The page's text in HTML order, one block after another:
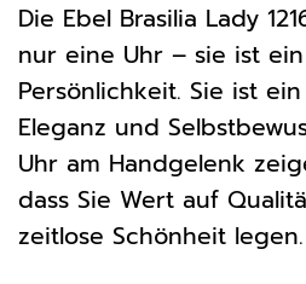
Die Ebel Brasilia Lady
nur eine Uhr – sie ist
Persönlichkeit. Sie ist
Eleganz und
Uhr am Handgelenk
dass Sie Wert auf
zeitlose Schönheit legen.